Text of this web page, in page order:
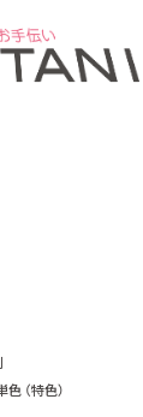
（特色）